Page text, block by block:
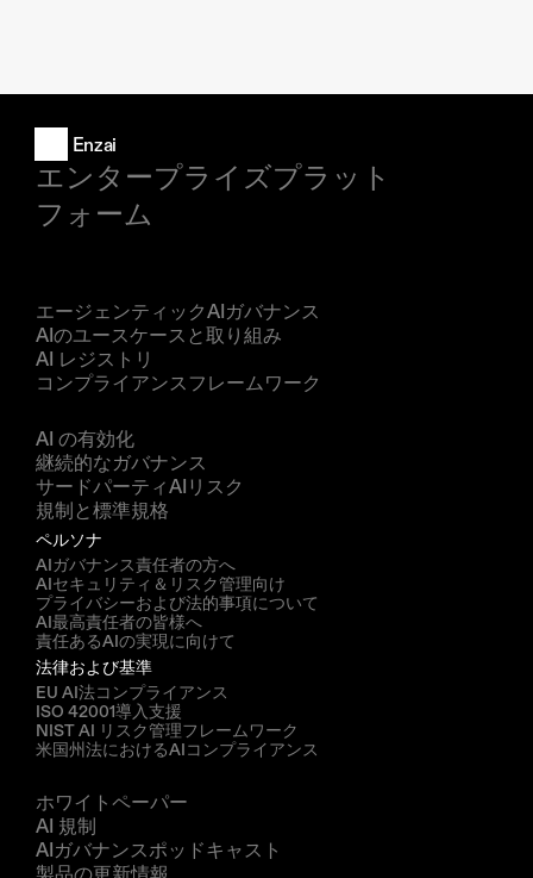
Enzai
エンタープライズプラット
フォーム
エージェンティックAIガバナンス
AIのユースケースと取り組み
AI レジストリ
コンプライアンスフレームワーク
AI の有効化
継続的なガバナンス
サードパーティAIリスク
規制と標準規格
ペルソナ
AIガバナンス責任者の方へ
AIセキュリティ＆リスク管理向け
プライバシーおよび法的事項について
AI最高責任者の皆様へ
責任あるAIの実現に向けて
法律および基準
EU AI法コンプライアンス
ISO 42001導入支援
NIST AI リスク管理フレームワーク
米国州法におけるAIコンプライアンス
ホワイトペーパー
AI 規制
AIガバナンスポッドキャスト